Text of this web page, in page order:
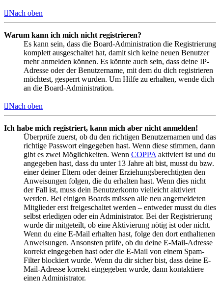
Nach oben
Warum kann ich mich nicht registrieren?
Es kann sein, dass die Board-Administration die Registrierung
komplett ausgeschaltet hat, damit sich keine neuen Benutzer
mehr anmelden können. Es könnte auch sein, dass deine IP-
Adresse oder der Benutzername, mit dem du dich registrieren
möchtest, gesperrt wurden. Um Hilfe zu erhalten, wende dich
an die Board-Administration.
Nach oben
Ich habe mich registriert, kann mich aber nicht anmelden!
Überprüfe zuerst, ob du den richtigen Benutzernamen und das
richtige Passwort eingegeben hast. Wenn diese stimmen, dann
gibt es zwei Möglichkeiten. Wenn COPPA aktiviert ist und du
angegeben hast, dass du unter 13 Jahre alt bist, musst du bzw.
einer deiner Eltern oder deiner Erziehungsberechtigten den
Anweisungen folgen, die du erhalten hast. Wenn dies nicht
der Fall ist, muss dein Benutzerkonto vielleicht aktiviert
werden. Bei einigen Boards müssen alle neu angemeldeten
Mitglieder erst freigeschaltet werden – entweder musst du dies
selbst erledigen oder ein Administrator. Bei der Registrierung
wurde dir mitgeteilt, ob eine Aktivierung nötig ist oder nicht.
Wenn du eine E-Mail erhalten hast, folge den dort enthaltenen
Anweisungen. Ansonsten prüfe, ob du deine E-Mail-Adresse
korrekt eingegeben hast oder die E-Mail von einem Spam-
Filter blockiert wurde. Wenn du dir sicher bist, dass deine E-
Mail-Adresse korrekt eingegeben wurde, dann kontaktiere
einen Administrator.